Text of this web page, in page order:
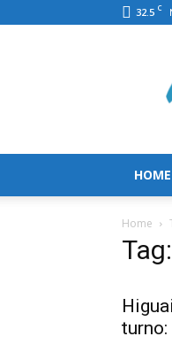
32.5 C
HOME
Home